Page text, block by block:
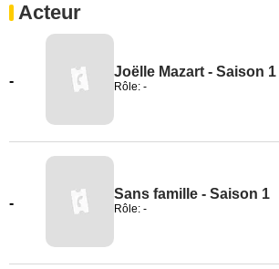
Acteur
-
Joëlle Mazart - Saison 1
Rôle: -
-
Sans famille - Saison 1
Rôle: -